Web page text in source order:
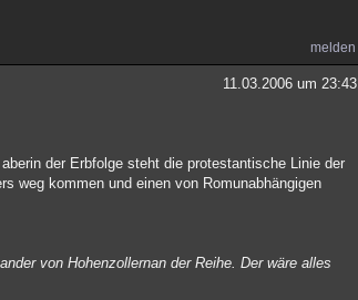
melden
11.03.2006 um 23:43
der Erbfolge steht die protestantische Linie der
weg kommen und einen von Romunabhängigen
von Hohenzollernan der Reihe. Der wäre alles